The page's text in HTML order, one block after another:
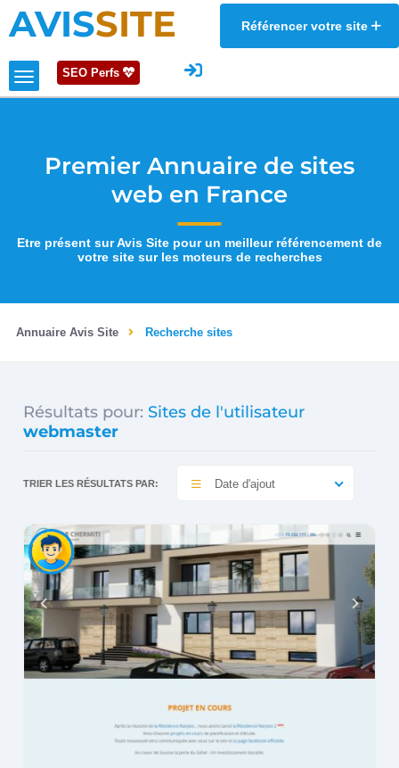
AVISSITE Référencer votre site
SEO Perfs
Premier Annuaire de sites
web en France
Etre présent sur Avis Site pour un meilleur référencement de
votre site sur les moteurs de recherches
Annuaire Avis Site Recherche sites
Résultats pour: Sites de l'utilisateur
webmaster
TRIER LES RÉSULTATS PAR: Date d'ajout